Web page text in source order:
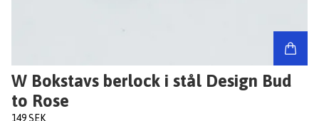
W Bokstavs berlock i stål Design Bud
to Rose
149 SEK